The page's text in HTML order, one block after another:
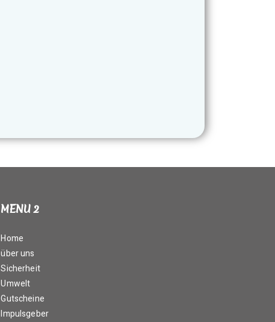
MENU 2
Home
über uns
Sicherheit
Umwelt
Gutscheine
Impulsgeber